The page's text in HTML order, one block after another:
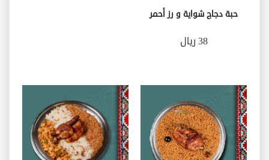
حبة دجاج شواية و رز أحمر
38 ريال